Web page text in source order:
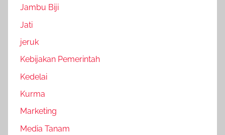
Jambu Biji
Jati
jeruk
Kebijakan Pemerintah
Kedelai
Kurma
Marketing
Media Tanam